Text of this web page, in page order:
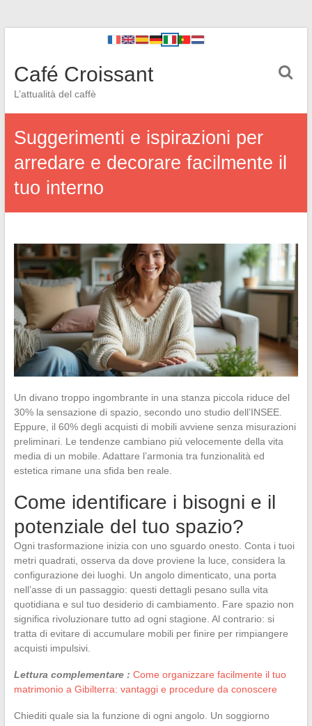
Café Croissant
L’attualità del caffè
Suggerimenti e ispirazioni per
arredare e decorare facilmente il
tuo interno
Un divano troppo ingombrante in una stanza piccola riduce del
30% la sensazione di spazio, secondo uno studio dell’INSEE.
Eppure, il 60% degli acquisti di mobili avviene senza misurazioni
preliminari. Le tendenze cambiano più velocemente della vita
media di un mobile. Adattare l’armonia tra funzionalità ed
estetica rimane una sfida ben reale.
Come identificare i bisogni e il
potenziale del tuo spazio?
Ogni trasformazione inizia con uno sguardo onesto. Conta i tuoi
metri quadrati, osserva da dove proviene la luce, considera la
configurazione dei luoghi. Un angolo dimenticato, una porta
nell’asse di un passaggio: questi dettagli pesano sulla vita
quotidiana e sul tuo desiderio di cambiamento. Fare spazio non
significa rivoluzionare tutto ad ogni stagione. Al contrario: si
tratta di evitare di accumulare mobili per finire per rimpiangere
acquisti impulsivi.
Lettura complementare : Come organizzare facilmente il tuo
matrimonio a Gibilterra: vantaggi e procedure da conoscere
Chiediti quale sia la funzione di ogni angolo. Un soggiorno